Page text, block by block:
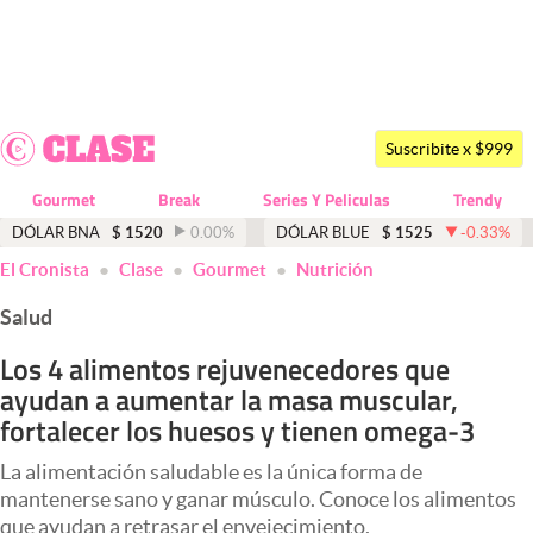
Dólar
Economía y Política
Finanzas y Mercados
Negocios
Columnistas
Apertura
Suscribite x $999
Gourmet Break Series Y Peliculas Trendy
DÓLAR BNA $ 1520 0.00% DÓLAR BLUE $ 1525 -0.33%
El Cronista Clase Gourmet Nutrición
Salud
Los 4 alimentos rejuvenecedores que
ayudan a aumentar la masa muscular,
fortalecer los huesos y tienen omega-3
La alimentación saludable es la única forma de
mantenerse sano y ganar músculo. Conoce los alimentos
que ayudan a retrasar el envejecimiento.